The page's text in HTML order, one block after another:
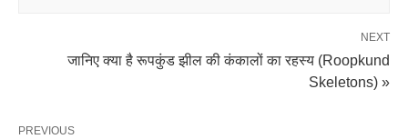
NEXT
जानिए क्या है रूपकुंड झील की कंकालों का रहस्य (Roopkund
Skeletons) »
PREVIOUS